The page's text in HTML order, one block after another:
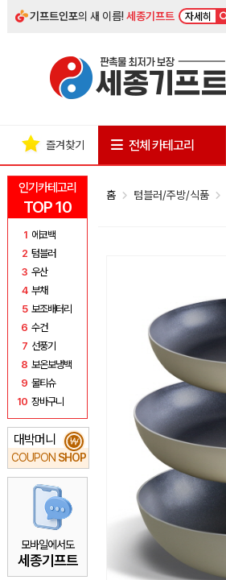
기프트인포의 새 이름!세종기프트 자세히
인기카테고리
TOP 10
1 에코백
2 텀블러
3 우산
4 부채
5 보조배터리
6 수건
7 선풍기
8 보온보냉백
9 물티슈
10 장바구니
대박머니
COUPON SHOP
₩
모바일에서도
세종기프트
즐겨찾기 전체 카테고리
홈 텀블러/주방/식품